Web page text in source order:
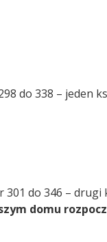
do 338 – jeden
do 346 – drugi
domu